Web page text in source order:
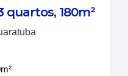
quartos, 180m²